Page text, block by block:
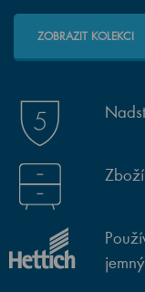
ZOBRAZIT KOLEKCI